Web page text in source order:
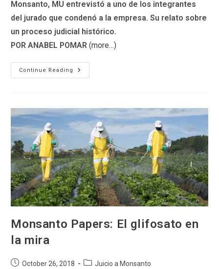
Monsanto, MU entrevistó a uno de los integrantes
del jurado que condenó a la empresa. Su relato sobre
un proceso judicial histórico.
POR ANABEL POMAR (more…)
Continue Reading
Juicio
Al
Uno
Los
Jurados
Condenó
A
Monsanto
Monsanto Papers: El glifosato en
la mira
PostOctober 26, 2018
PostJuicio a Monsanto